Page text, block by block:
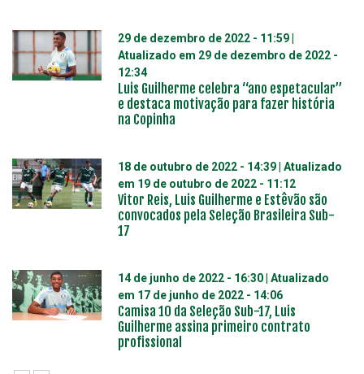
29 de dezembro de 2022 - 11:59
Atualizado em 29 de dezembro de 2022 -
12:34
Luis Guilherme celebra “ano espetacular”
e destaca motivação para fazer história
na Copinha
18 de outubro de 2022 - 14:39 | Atualizado
em 19 de outubro de 2022 - 11:12
Vitor Reis, Luis Guilherme e Estêvão são
convocados pela Seleção Brasileira Sub-
17
14 de junho de 2022 - 16:30 | Atualizado
em 17 de junho de 2022 - 14:06
Camisa 10 da Seleção Sub-17, Luis
Guilherme assina primeiro contrato
profissional